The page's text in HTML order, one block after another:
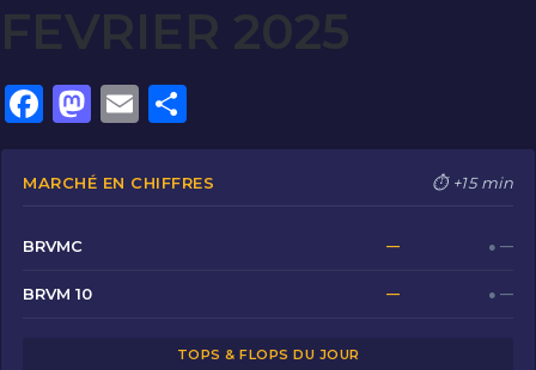
FEVRIER 2025
F
a
c
b
o
o
M
a
st
o
n
E
m
ai
ar
ta
MARCHÉ EN CHIFFRES ⏱ +15 min
BRVMC — ● —
BRVM 10 — ● —
TOPS & FLOPS DU JOUR